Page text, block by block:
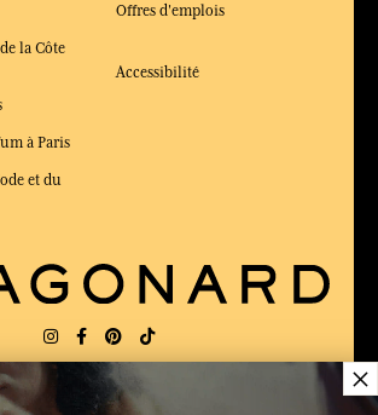
la Côte
à Paris
et du
Offres d'emplois
Accessibilité
FR
×